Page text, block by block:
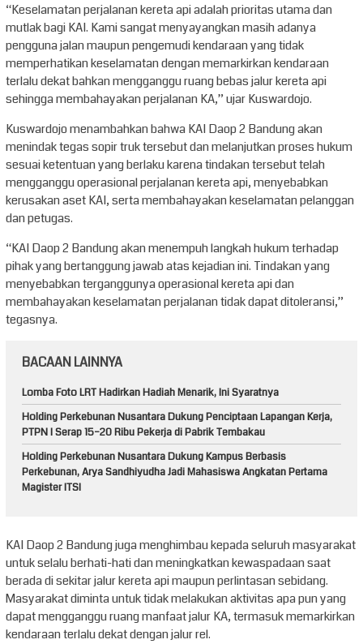
“Keselamatan perjalanan kereta api adalah prioritas utama dan
mutlak bagi KAI. Kami sangat menyayangkan masih adanya
pengguna jalan maupun pengemudi kendaraan yang tidak
memperhatikan keselamatan dengan memarkirkan kendaraan
terlalu dekat bahkan mengganggu ruang bebas jalur kereta api
sehingga membahayakan perjalanan KA,” ujar Kuswardojo.
Kuswardojo menambahkan bahwa KAI Daop 2 Bandung akan
menindak tegas sopir truk tersebut dan melanjutkan proses hukum
sesuai ketentuan yang berlaku karena tindakan tersebut telah
mengganggu operasional perjalanan kereta api, menyebabkan
kerusakan aset KAI, serta membahayakan keselamatan pelanggan
dan petugas.
“KAI Daop 2 Bandung akan menempuh langkah hukum terhadap
pihak yang bertanggung jawab atas kejadian ini. Tindakan yang
menyebabkan terganggunya operasional kereta api dan
membahayakan keselamatan perjalanan tidak dapat ditoleransi,”
tegasnya.
BACAAN LAINNYA
Lomba Foto LRT Hadirkan Hadiah Menarik, Ini Syaratnya
Holding Perkebunan Nusantara Dukung Penciptaan Lapangan Kerja,
PTPN I Serap 15–20 Ribu Pekerja di Pabrik Tembakau
Holding Perkebunan Nusantara Dukung Kampus Berbasis
Perkebunan, Arya Sandhiyudha Jadi Mahasiswa Angkatan Pertama
Magister ITSI
KAI Daop 2 Bandung juga menghimbau kepada seluruh masyarakat
untuk selalu berhati-hati dan meningkatkan kewaspadaan saat
berada di sekitar jalur kereta api maupun perlintasan sebidang.
Masyarakat diminta untuk tidak melakukan aktivitas apa pun yang
dapat mengganggu ruang manfaat jalur KA, termasuk memarkirkan
kendaraan terlalu dekat dengan jalur rel.